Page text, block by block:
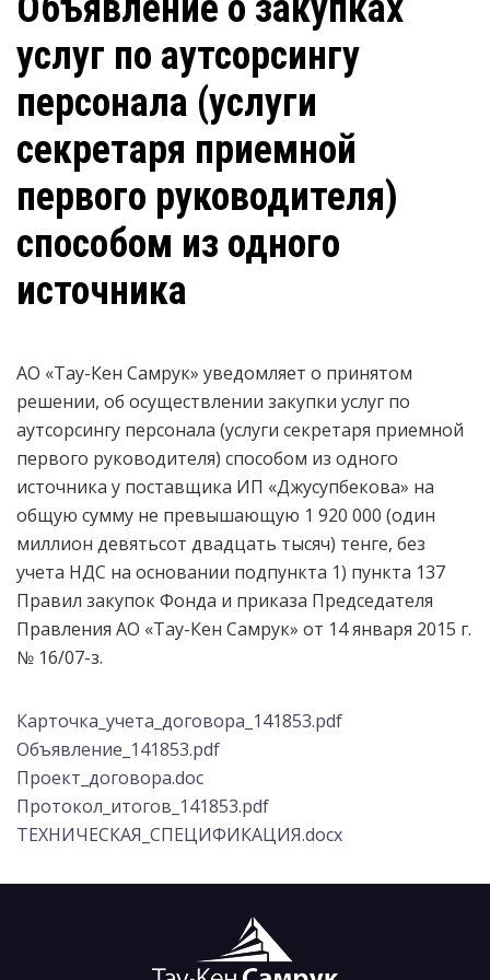
услуг по аутсорсингу
персонала (услуги
секретаря приемной
первого руководителя)
способом из одного
источника
АО «Тау-Кен Самрук» уведомляет о принятом
решении, об осуществлении закупки услуг по
аутсорсингу персонала (услуги секретаря приемной
первого руководителя) способом из одного
источника у поставщика ИП «Джусупбекова» на
общую сумму не превышающую 1 920 000 (один
миллион девятьсот двадцать тысяч) тенге, без
учета НДС на основании подпункта 1) пункта 137
Правил закупок Фонда и приказа Председателя
Правления АО «Тау-Кен Самрук» от 14 января 2015 г.
№ 16/07-з.
Карточка_учета_договора_141853.pdf
Объявление_141853.pdf
Проект_договора.doc
Протокол_итогов_141853.pdf
ТЕХНИЧЕСКАЯ_СПЕЦИФИКАЦИЯ.docx